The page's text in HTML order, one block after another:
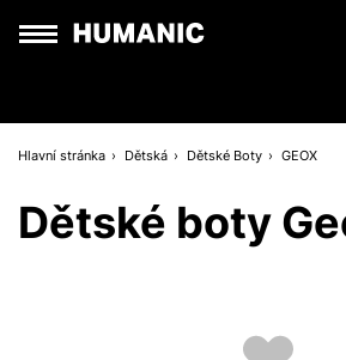
Hlavní stránka Dětská Dětské Boty GEOX
Dětské boty